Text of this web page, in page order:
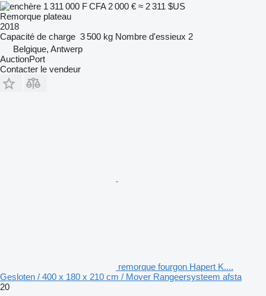
1 311 000 F CFA 2 000 € ≈ 2 311 $US
Remorque plateau
2018
Capacité de charge 3 500 kg Nombre d'essieux 2
Belgique, Antwerp
AuctionPort
Contacter le vendeur
remorque fourgon Hapert K....
Gesloten / 400 x 180 x 210 cm / Mover Rangeersysteem afsta
20